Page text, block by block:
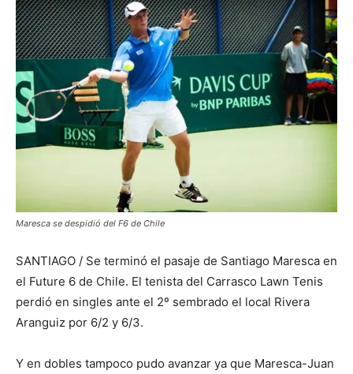
Maresca se despidió del F6 de Chile
SANTIAGO / Se terminó el pasaje de Santiago Maresca en
el Future 6 de Chile. El tenista del Carrasco Lawn Tenis
perdió en singles ante el 2º sembrado el local Rivera
Aranguiz por 6/2 y 6/3.
Y en dobles tampoco pudo avanzar ya que Maresca-Juan